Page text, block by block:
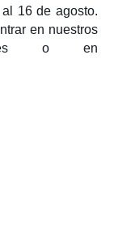
16 de agosto.
en nuestros
o en